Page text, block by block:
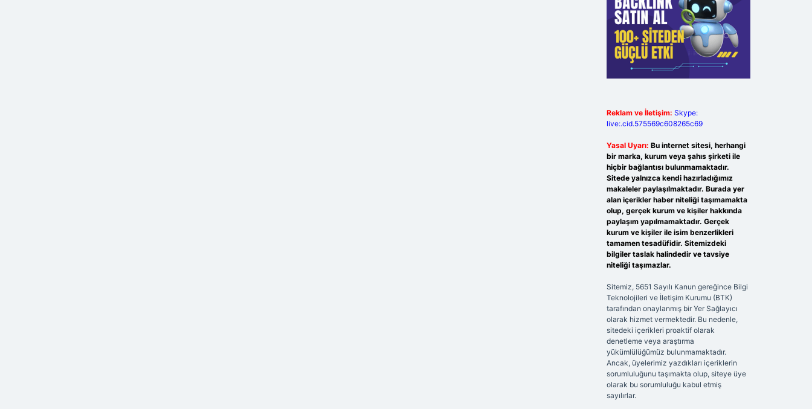
Reklam ve İletişim: Skype:
live:.cid.575569c608265c69
Yasal Uyarı: Bu internet sitesi, herhangi
bir marka, kurum veya şahıs şirketi ile
hiçbir bağlantısı bulunmamaktadır.
Sitede yalnızca kendi hazırladığımız
makaleler paylaşılmaktadır. Burada yer
alan içerikler haber niteliği taşımamakta
olup, gerçek kurum ve kişiler hakkında
paylaşım yapılmamaktadır. Gerçek
kurum ve kişiler ile isim benzerlikleri
tamamen tesadüfidir. Sitemizdeki
bilgiler taslak halindedir ve tavsiye
niteliği taşımazlar.
Sitemiz, 5651 Sayılı Kanun gereğince Bilgi
Teknolojileri ve İletişim Kurumu (BTK)
tarafından onaylanmış bir Yer Sağlayıcı
olarak hizmet vermektedir. Bu nedenle,
sitedeki içerikleri proaktif olarak
denetleme veya araştırma
yükümlülüğümüz bulunmamaktadır.
Ancak, üyelerimiz yazdıkları içeriklerin
sorumluluğunu taşımakta olup, siteye üye
olarak bu sorumluluğu kabul etmiş
sayılırlar.